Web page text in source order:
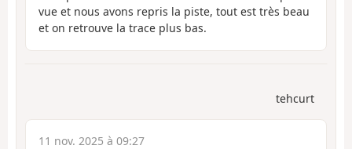
vue et nous avons repris la piste, tout est très beau
et on retrouve la trace plus bas.
tehcurt
11 nov. 2025 à 09:27